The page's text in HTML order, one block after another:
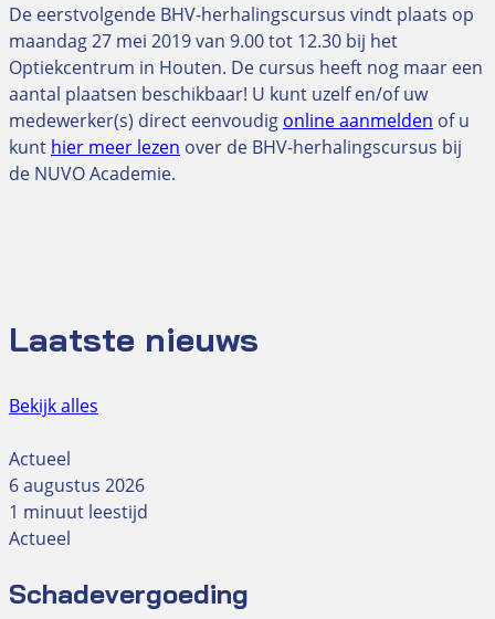
De eerstvolgende BHV-herhalingscursus vindt plaats op
maandag 27 mei 2019 van 9.00 tot 12.30 bij het
Optiekcentrum in Houten. De cursus heeft nog maar een
aantal plaatsen beschikbaar! U kunt uzelf en/of uw
medewerker(s) direct eenvoudig online aanmelden of u
kunt hier meer lezen over de BHV-herhalingscursus bij
de NUVO Academie.
Laatste nieuws
Bekijk alles
Actueel
6 augustus 2026
1 minuut leestijd
Actueel
Schadevergoeding